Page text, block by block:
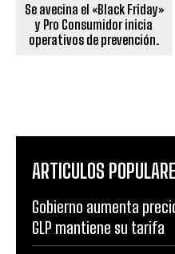
Se avecina el «Black Friday»
y Pro Consumidor inicia
operativos de prevención.
ARTICULOS
Gobierno aumenta
GLP mantiene su tarifa